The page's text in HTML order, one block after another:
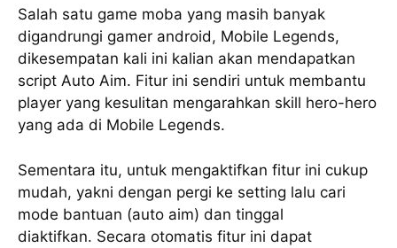
Salah satu game moba yang masih banyak
digandrungi gamer android, Mobile Legends,
dikesempatan kali ini kalian akan mendapatkan
script Auto Aim. Fitur ini sendiri untuk membantu
player yang kesulitan mengarahkan skill hero-hero
yang ada di Mobile Legends.
Sementara itu, untuk mengaktifkan fitur ini cukup
mudah, yakni dengan pergi ke setting lalu cari
mode bantuan (auto aim) dan tinggal
diaktifkan. Secara otomatis fitur ini dapat